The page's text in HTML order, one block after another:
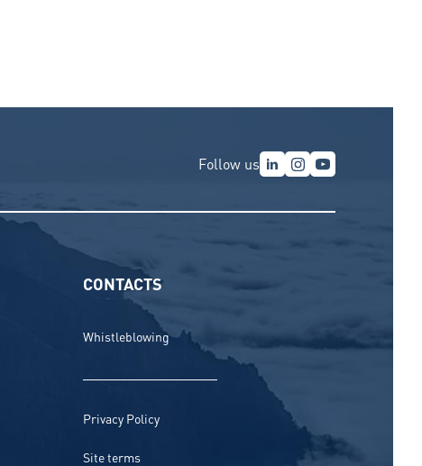
Follow us
CONTACTS
Whistleblowing
Privacy Policy
Site terms